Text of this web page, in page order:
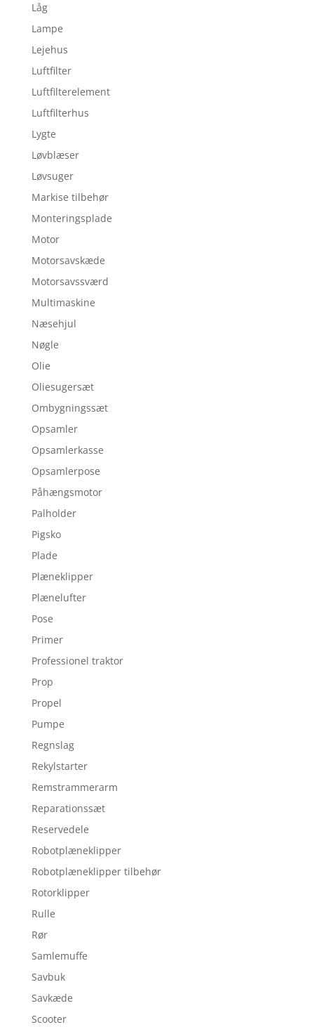
Låg
Lampe
Lejehus
Luftfilter
Luftfilterelement
Luftfilterhus
Lygte
Løvblæser
Løvsuger
Markise tilbehør
Monteringsplade
Motor
Motorsavskæde
Motorsavssværd
Multimaskine
Næsehjul
Nøgle
Olie
Oliesugersæt
Ombygningssæt
Opsamler
Opsamlerkasse
Opsamlerpose
Påhængsmotor
Palholder
Pigsko
Plade
Plæneklipper
Plænelufter
Pose
Primer
Professionel traktor
Prop
Propel
Pumpe
Regnslag
Rekylstarter
Remstrammerarm
Reparationssæt
Reservedele
Robotplæneklipper
Robotplæneklipper tilbehør
Rotorklipper
Rulle
Rør
Samlemuffe
Savbuk
Savkæde
Scooter